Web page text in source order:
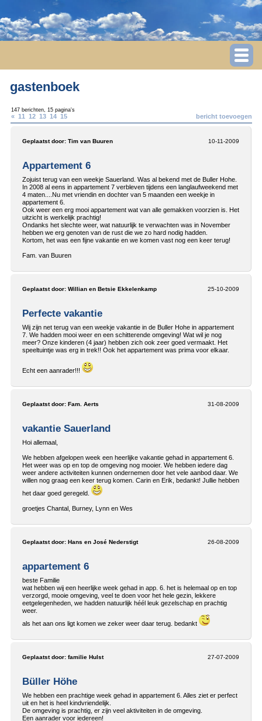
gastenboek
147 berichten, 15 pagina's
bericht toevoegen
« 11 12 13 14 15
10-11-2009
Geplaatst door: Tim van Buuren
Appartement 6
Zojuist terug van een weekje Sauerland. Was al bekend met de Buller Hohe.
In 2008 al eens in appartement 7 verbleven tijdens een langlaufweekend met
4 maten....Nu met vriendin en dochter van 5 maanden een weekje in
appartement 6.
Ook weer een erg mooi appartement wat van alle gemakken voorzien is. Het
uitzicht is werkelijk prachtig!
Ondanks het slechte weer, wat natuurlijk te verwachten was in November
hebben we erg genoten van de rust die we zo hard nodig hadden.
Kortom, het was een fijne vakantie en we komen vast nog een keer terug!
Fam. van Buuren
25-10-2009
Geplaatst door: Willian en Betsie Ekkelenkamp
Perfecte vakantie
Wij zijn net terug van een weekje vakantie in de Buller Hohe in appartement
7. We hadden mooi weer en een schitterende omgeving! Wat wil je nog
meer? Onze kinderen (4 jaar) hebben zich ook zeer goed vermaakt. Het
speeltuintje was erg in trek!! Ook het appartement was prima voor elkaar.
Echt een aanrader!!!
31-08-2009
Geplaatst door: Fam. Aerts
vakantie Sauerland
Hoi allemaal,
We hebben afgelopen week een heerlijke vakantie gehad in appartement 6.
Het weer was op en top de omgeving nog mooier. We hebben iedere dag
weer andere activiteiten kunnen ondernemen door het vele aanbod daar. We
willen nog graag een keer terug komen. Carin en Erik, bedankt! Jullie hebben
het daar goed geregeld.
groetjes Chantal, Burney, Lynn en Wes
26-08-2009
Geplaatst door: Hans en José Nederstigt
appartement 6
beste Familie
wat hebben wij een heerlijke week gehad in app. 6. het is helemaal op en top
verzorgd, mooie omgeving, veel te doen voor het hele gezin, lekkere
eetgelegenheden, we hadden natuurlijk héél leuk gezelschap en prachtig
weer.
als het aan ons ligt komen we zeker weer daar terug. bedankt
27-07-2009
Geplaatst door: familie Hulst
Büller Höhe
We hebben een prachtige week gehad in appartement 6. Alles ziet er perfect
uit en het is heel kindvriendelijk.
De omgeving is prachtig, er zijn veel aktiviteiten in de omgeving.
Een aanrader voor iedereen!